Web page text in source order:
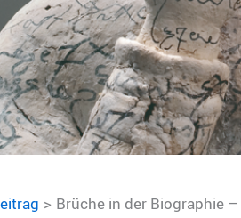
Brüche in der Biographie